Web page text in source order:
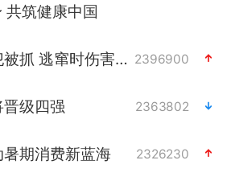
共筑健康中国
河南刑案嫌犯被抓 逃窜时伤害多人 2396900
级四强 2363802
期消费新蓝海 2326230